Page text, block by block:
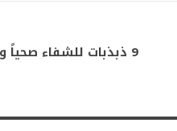
9 ذبذبات للشفاء صحياً ونفسياً مفيدة جداً !